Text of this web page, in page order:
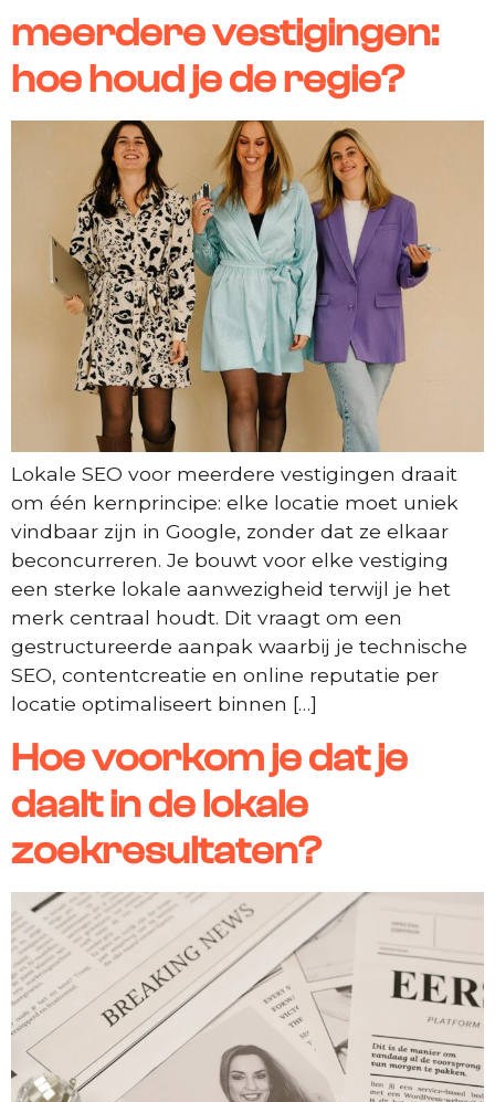
meerdere vestigingen:
hoe houd je de regie?
Lokale SEO voor meerdere vestigingen draait
om één kernprincipe: elke locatie moet uniek
vindbaar zijn in Google, zonder dat ze elkaar
beconcurreren. Je bouwt voor elke vestiging
een sterke lokale aanwezigheid terwijl je het
merk centraal houdt. Dit vraagt om een
gestructureerde aanpak waarbij je technische
SEO, contentcreatie en online reputatie per
locatie optimaliseert binnen […]
Hoe voorkom je dat je
daalt in de lokale
zoekresultaten?